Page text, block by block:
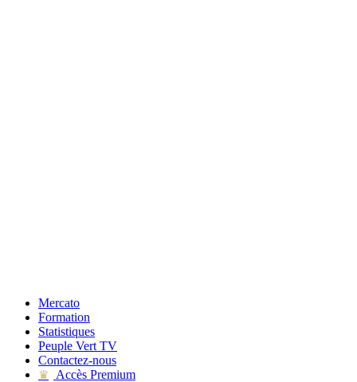
Mercato
Formation
Statistiques
Peuple Vert TV
Contactez-nous
♛
Accès Premium